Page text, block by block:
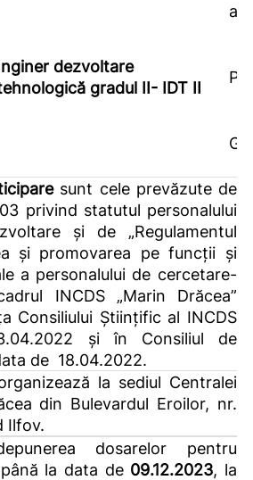
dezvoltare
gradul II- IDT II
sunt cele prevăzute de
privind statutul personalului
şi de „Regulamentul
şi promovarea pe funcţii şi
a personalului de cercetare-
INCDS „Marin Drăcea”
Consiliului Ştiinţific al INCDS
și în Consiliul de
de 18.04.2022.
la sediul Centralei
din Bulevardul Eroilor, nr.
Ilfov.
dosarelor pentru
la data de 09.12.2023, la